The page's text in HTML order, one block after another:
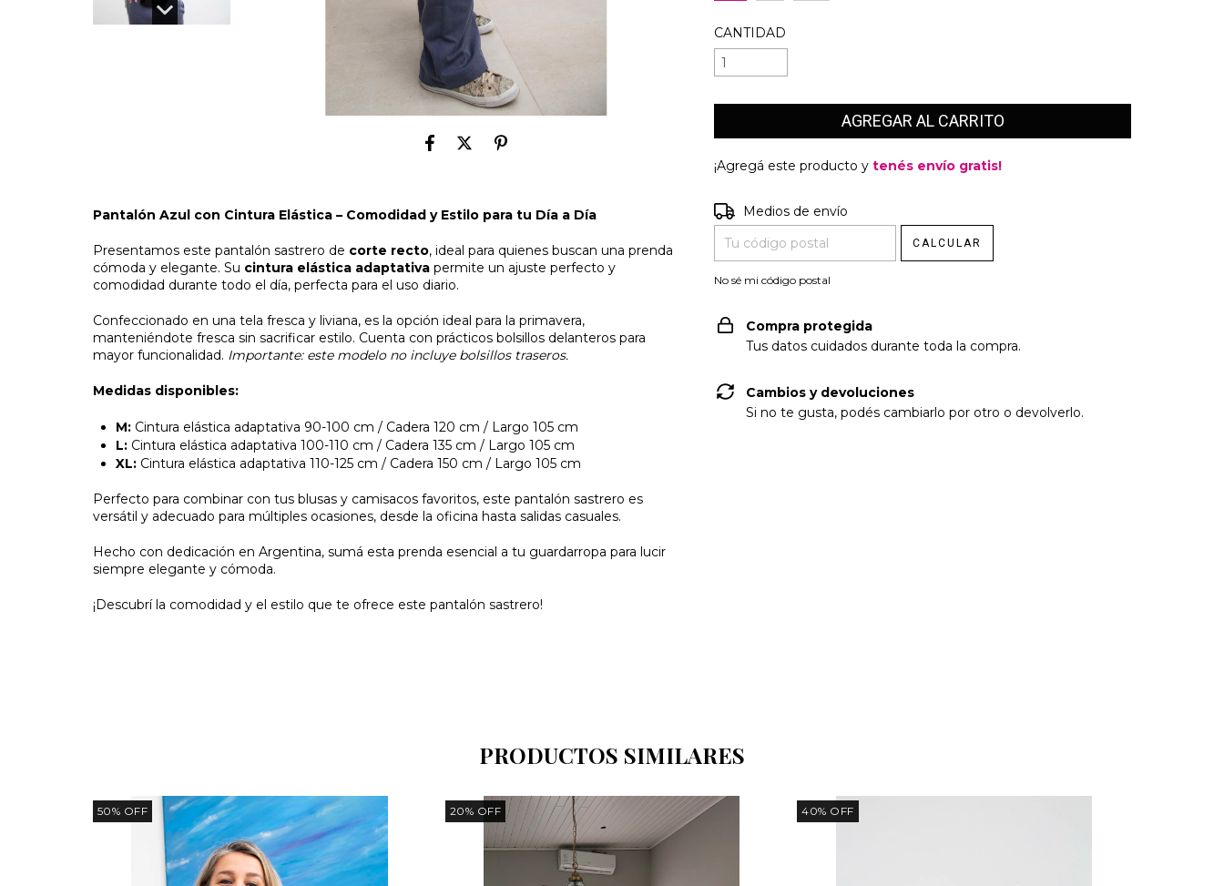
Pantalón Azul con Cintura Elástica – Comodidad y Estilo para tu Día a Día
Presentamos este pantalón sastrero de corte recto, ideal para quienes buscan una prenda
cómoda y elegante. Su cintura elástica adaptativa permite un ajuste perfecto y
comodidad durante todo el día, perfecta para el uso diario.
Confeccionado en una tela fresca y liviana, es la opción ideal para la primavera,
manteniéndote fresca sin sacrificar estilo. Cuenta con prácticos bolsillos delanteros para
mayor funcionalidad. Importante: este modelo no incluye bolsillos traseros.
Medidas disponibles:
M: Cintura elástica adaptativa 90-100 cm / Cadera 120 cm / Largo 105 cm
L: Cintura elástica adaptativa 100-110 cm / Cadera 135 cm / Largo 105 cm
XL: Cintura elástica adaptativa 110-125 cm / Cadera 150 cm / Largo 105 cm
Perfecto para combinar con tus blusas y camisacos favoritos, este pantalón sastrero es
versátil y adecuado para múltiples ocasiones, desde la oficina hasta salidas casuales.
Hecho con dedicación en Argentina, sumá esta prenda esencial a tu guardarropa para lucir
siempre elegante y cómoda.
¡Descubrí la comodidad y el estilo que te ofrece este pantalón sastrero!
CANTIDAD
¡Agregá este producto ytenés envío gratis!
Entregas para el CP:
Medios de envío
CALCULAR
No sé mi código postal
Compra protegida
Tus datos cuidados durante toda la compra.
Cambios y devoluciones
Si no te gusta, podés cambiarlo por otro o devolverlo.
PRODUCTOS SIMILARES
50% OFF 20% OFF 40% OFF